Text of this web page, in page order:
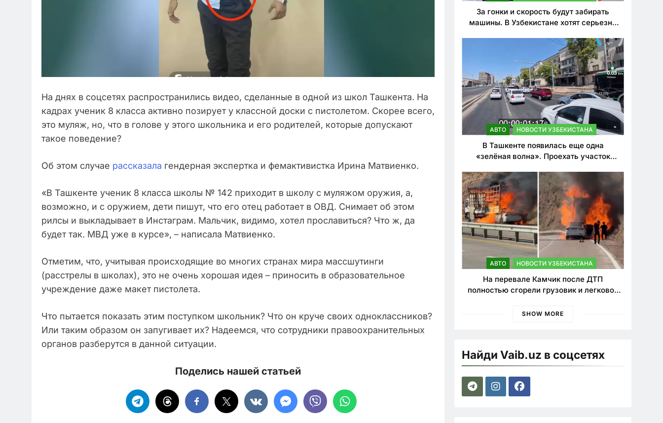
На днях в соцсетях распространились видео, сделанные в одной из школ Ташкента. На
кадрах ученик 8 класса активно позирует у классной доски с пистолетом. Скорее всего,
это муляж, но, что в голове у этого школьника и его родителей, которые допускают
такое поведение?
Об этом случае рассказала гендерная экспертка и фемактивистка Ирина Матвиенко.
«В Ташкенте ученик 8 класса школы № 142 приходит в школу с муляжом оружия, а,
возможно, и с оружием, дети пишут, что его отец работает в ОВД. Снимает об этом
рилсы и выкладывает в Инстаграм. Мальчик, видимо, хотел прославиться? Что ж, да
будет так. МВД уже в курсе», – написала Матвиенко.
Отметим, что, учитывая происходящие во многих странах мира массшутинги
(расстрелы в школах), это не очень хорошая идея – приносить в образовательное
учреждение даже макет пистолета.
Что пытается показать этим поступком школьник? Что он круче своих одноклассников?
Или таким образом он запугивает их? Надеемся, что сотрудники правоохранительных
органов разберутся в данной ситуации.
Поделись нашей статьей
За гонки и скорость будут забирать
машины. В Узбекистане хотят серьезно
АВТО НОВОСТИ УЗБЕКИСТАНА
В Ташкенте появилась еще одна
«зелёная волна». Проехать участок
АВТО НОВОСТИ УЗБЕКИСТАНА
На перевале Камчик после ДТП
полностью сгорели грузовик и легковой
SHOW MORE
Найди Vaib.uz в соцсетях